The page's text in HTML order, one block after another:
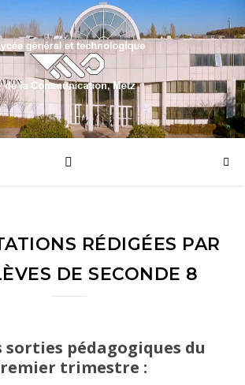
RÉDIGÉES PAR
DE SECONDE 8
trimestre :